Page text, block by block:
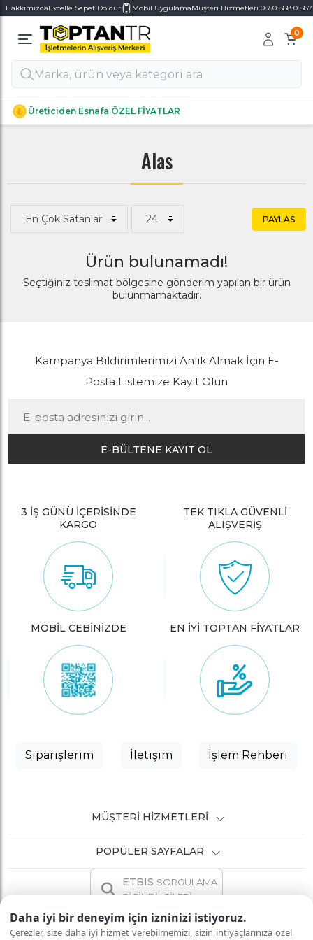
Daha iyi bir deneyim için izninizi istiyoruz.
Çerezler, size daha iyi hizmet verebilmemizi, sizin ihtiyaçlarınıza özel
HakkımızdaExcelle Sepet Doldur Mobil UygulamaMüşteri Hizmetleri 0850 888 0 887
0
Üreticiden Esnafa ÖZEL FİYATLAR
Alt Kategoriler
Alt Kategoriler
Alas
PAYLAS
Ürün bulunamadı!
Seçtiğiniz teslimat bölgesine gönderim yapılan bir ürün
bulunmamaktadır.
Kampanya Bildirimlerimizi Anlık Almak İçin E-
Posta Listemize Kayıt Olun
E-BÜLTENE KAYIT OL
3 İŞ GÜNÜ İÇERİSİNDE
KARGO
TEK TIKLA GÜVENLİ
ALIŞVERİŞ
MOBİL CEBİNİZDE EN İYİ TOPTAN FİYATLAR
Siparişlerim İletişim İşlem Rehberi
MÜŞTERI HIZMETLERI
POPÜLER SAYFALAR
ETBIS SORGULAMA
SİCİL BİLGİLERİ